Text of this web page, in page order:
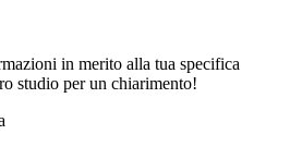
in merito alla tua specifica
studio per un chiarimento!